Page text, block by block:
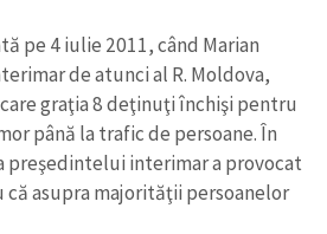
pe 4 iulie 2011, când Marian
de atunci al R. Moldova,
graţia 8 deţinuţi închişi pentru
până la trafic de persoane. În
preşedintelui interimar a provocat
asupra majorităţii persoanelor